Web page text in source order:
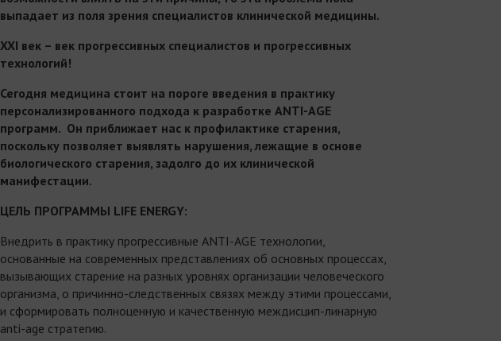
выпадает из поля зрения специалистов клинической медицины.
XXI век – век прогрессивных специалистов и прогрессивных
технологий!
Сегодня медицина стоит на пороге введения в практику
персонализированного подхода к разработке ANTI-AGE
программ. Он приближает нас к профилактике старения,
поскольку позволяет выявлять нарушения, лежащие в основе
биологического старения, задолго до их клинической
манифестации.
ЦЕЛЬ ПРОГРАММЫ LIFE ENERGY:
Внедрить в практику прогрессивные ANTI-AGE технологии,
основанные на современных представлениях об основных процессах,
вызывающих старение на разных уровнях организации человеческого
организма, о причинно-следственных связях между этими процессами,
и сформировать полноценную и качественную междисцип-линарную
anti-age стратегию.